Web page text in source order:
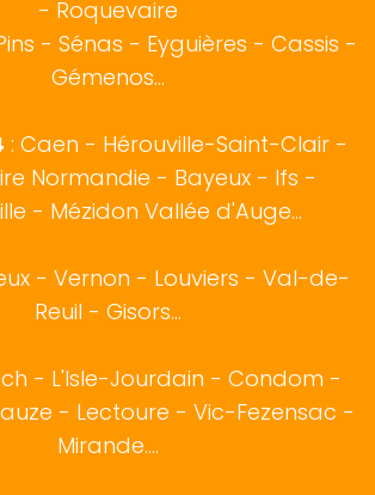
- Roquevaire
- Sénas - Eyguières - Cassis -
Gémenos...
: Caen - Hérouville-Saint-Clair -
Normandie - Bayeux - Ifs -
- Mézidon Vallée d'Auge...
- Vernon - Louviers - Val-de-
Reuil - Gisors...
- L'Isle-Jourdain - Condom -
- Lectoure - Vic-Fezensac -
Mirande....